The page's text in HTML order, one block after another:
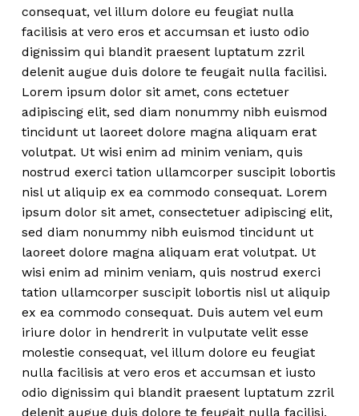
consequat, vel illum dolore eu feugiat nulla
facilisis at vero eros et accumsan et iusto odio
dignissim qui blandit praesent luptatum zzril
delenit augue duis dolore te feugait nulla facilisi.
Lorem ipsum dolor sit amet, cons ectetuer
adipiscing elit, sed diam nonummy nibh euismod
tincidunt ut laoreet dolore magna aliquam erat
volutpat. Ut wisi enim ad minim veniam, quis
nostrud exerci tation ullamcorper suscipit lobortis
nisl ut aliquip ex ea commodo consequat. Lorem
ipsum dolor sit amet, consectetuer adipiscing elit,
sed diam nonummy nibh euismod tincidunt ut
laoreet dolore magna aliquam erat volutpat. Ut
wisi enim ad minim veniam, quis nostrud exerci
tation ullamcorper suscipit lobortis nisl ut aliquip
ex ea commodo consequat. Duis autem vel eum
iriure dolor in hendrerit in vulputate velit esse
molestie consequat, vel illum dolore eu feugiat
nulla facilisis at vero eros et accumsan et iusto
odio dignissim qui blandit praesent luptatum zzril
delenit augue duis dolore te feugait nulla facilisi.